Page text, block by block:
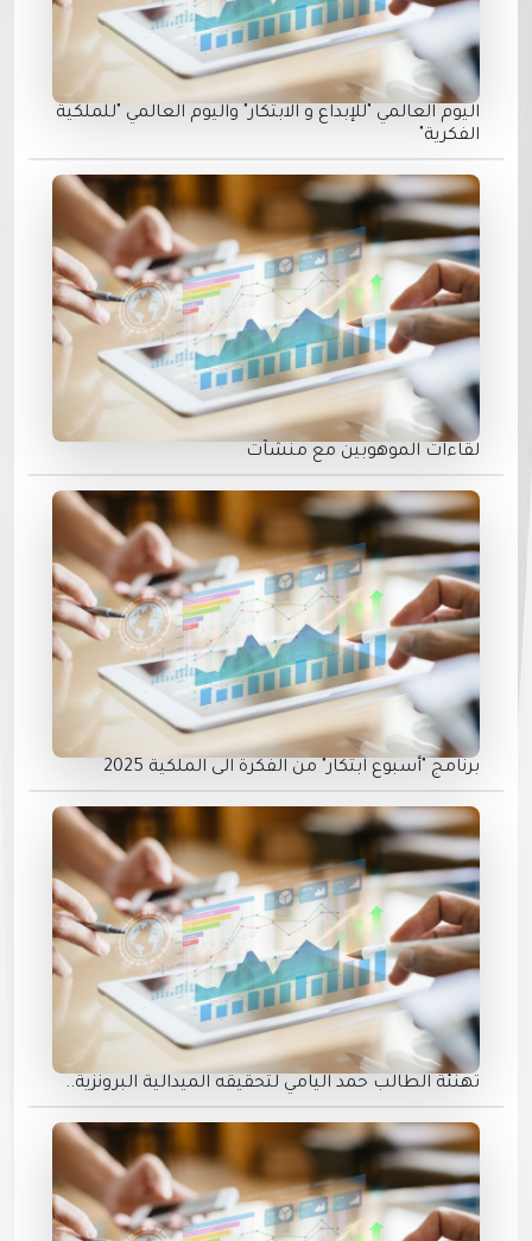
اليوم العالمي "للإبداع و الابتكار" واليوم العالمي "للملكية
الفكرية"
لقاءات الموهوبين مع منشآت
برنامج "أسبوع ابتكار" من الفكرة الى الملكية 2025
تهنئة الطالب حمد اليامي لتحقيقه الميدالية البرونزية..